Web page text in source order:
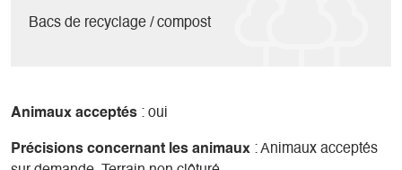
3 toilettes.
ménagers
Grande terrasse, jardin avec barbecue, table de ping-pong,
Bacs de recyclage / compost
Animaux acceptés : oui
Précisions concernant les animaux : Animaux acceptés